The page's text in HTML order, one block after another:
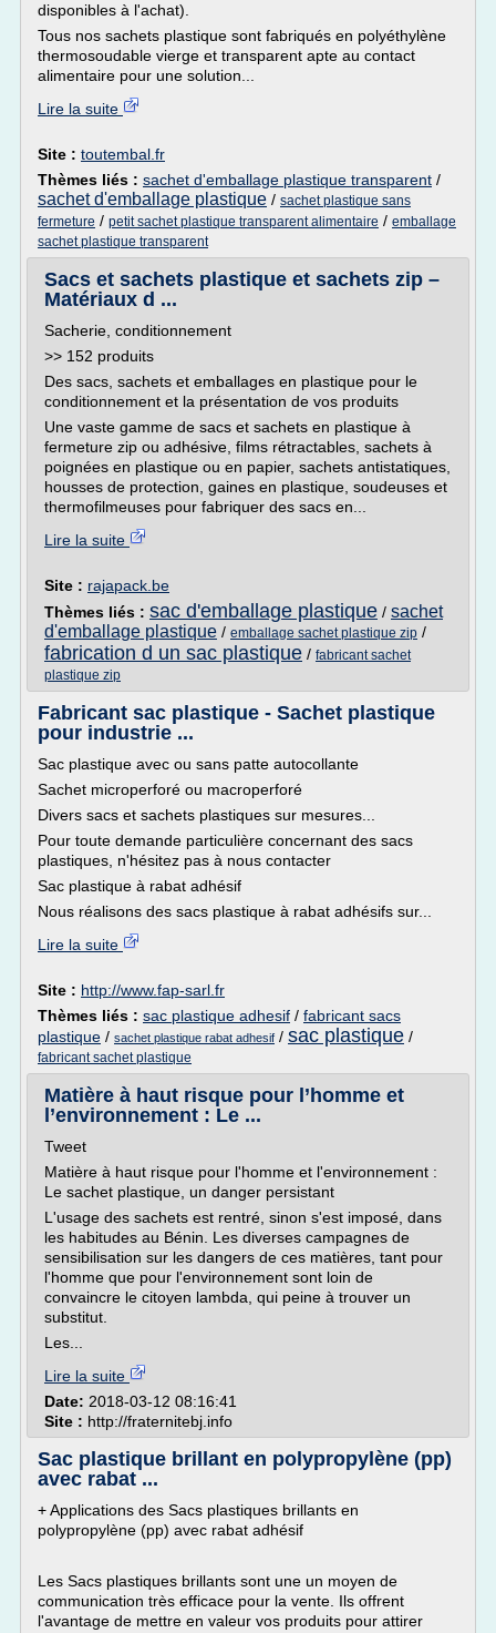
disponibles à l'achat).
Tous nos sachets plastique sont fabriqués en polyéthylène
thermosoudable vierge et transparent apte au contact
alimentaire pour une solution...
Lire la suite
Site : toutembal.fr
Thèmes liés : sachet d'emballage plastique transparent /
sachet d'emballage plastique / sachet plastique sans
fermeture / petit sachet plastique transparent alimentaire / emballage
sachet plastique transparent
Sacs et sachets plastique et sachets zip –
Matériaux d ...
Sacherie, conditionnement
>> 152 produits
Des sacs, sachets et emballages en plastique pour le
conditionnement et la présentation de vos produits
Une vaste gamme de sacs et sachets en plastique à
fermeture zip ou adhésive, films rétractables, sachets à
poignées en plastique ou en papier, sachets antistatiques,
housses de protection, gaines en plastique, soudeuses et
thermofilmeuses pour fabriquer des sacs en...
Lire la suite
Site : rajapack.be
Thèmes liés : sac d'emballage plastique / sachet
d'emballage plastique / emballage sachet plastique zip /
fabrication d un sac plastique / fabricant sachet
plastique zip
Fabricant sac plastique - Sachet plastique
pour industrie ...
Sac plastique avec ou sans patte autocollante
Sachet microperforé ou macroperforé
Divers sacs et sachets plastiques sur mesures...
Pour toute demande particulière concernant des sacs
plastiques, n'hésitez pas à nous contacter
Sac plastique à rabat adhésif
Nous réalisons des sacs plastique à rabat adhésifs sur...
Lire la suite
Site : http://www.fap-sarl.fr
Thèmes liés : sac plastique adhesif / fabricant sacs
plastique / sachet plastique rabat adhesif / sac plastique /
fabricant sachet plastique
Matière à haut risque pour l’homme et
l’environnement : Le ...
Tweet
Matière à haut risque pour l'homme et l'environnement :
Le sachet plastique, un danger persistant
L'usage des sachets est rentré, sinon s'est imposé, dans
les habitudes au Bénin. Les diverses campagnes de
sensibilisation sur les dangers de ces matières, tant pour
l'homme que pour l'environnement sont loin de
convaincre le citoyen lambda, qui peine à trouver un
substitut.
Les...
Lire la suite
Date: 2018-03-12 08:16:41
Site : http://fraternitebj.info
Sac plastique brillant en polypropylène (pp)
avec rabat ...
+ Applications des Sacs plastiques brillants en
polypropylène (pp) avec rabat adhésif
Les Sacs plastiques brillants sont une un moyen de
communication très efficace pour la vente. Ils offrent
l'avantage de mettre en valeur vos produits pour attirer